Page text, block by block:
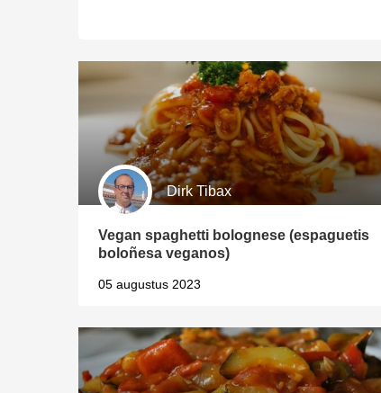
Dirk Tibax
Vegan spaghetti bolognese (espaguetis
boloñesa veganos)
05 augustus 2023